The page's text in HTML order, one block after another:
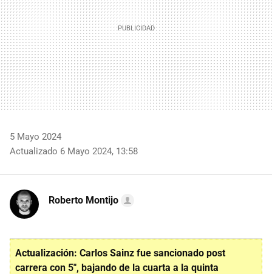
5 Mayo 2024
Actualizado 6 Mayo 2024, 13:58
Roberto Montijo
Actualización: Carlos Sainz fue sancionado post
carrera con 5", bajando de la cuarta a la quinta